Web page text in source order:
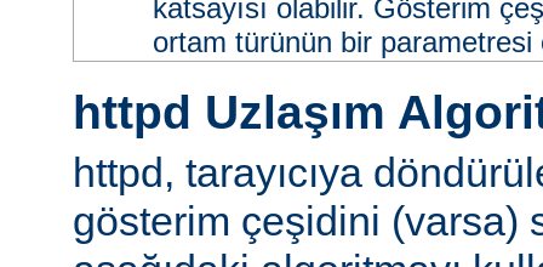
katsayısı olabilir. Gösterim
ortam türünün bir parametresi
httpd Uzlaşım
httpd, tarayıcıya
gösterim çeşidini (varsa)